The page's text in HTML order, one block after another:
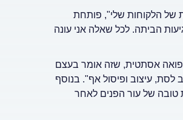
של הלקוחות שלי", פותחת
הביתה. לכל שאלה אני עונה
אסתטית, שזה אומר בעצם
לסת, עיצוב ופיסול אף". בנוסף
טובה של עור הפנים לאחר